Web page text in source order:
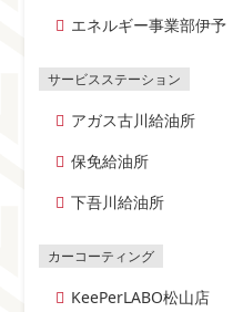
エネルギー事業部伊予
アガス古川給油所
保免給油所
下吾川給油所
KeePerLABO松山店